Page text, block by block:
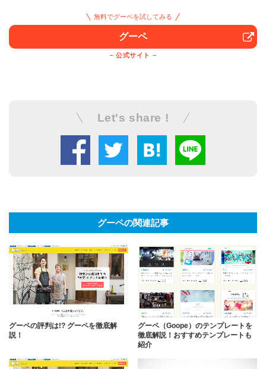
無料でグーペを試してみる
グーペ
公式サイト
Let's share !
グーペの関連記事
グーペの評判は!? グーペを徹底解
説！
グーペ（Goope）のテンプレートを
徹底解説！おすすめテンプレートも
紹介